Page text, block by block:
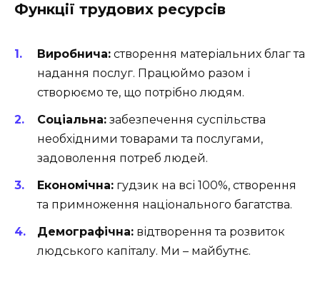
Функції трудових ресурсів
Виробнича: створення матеріальних благ та
надання послуг. Працюймо разом і
створюємо те, що потрібно людям.
Соціальна: забезпечення суспільства
необхідними товарами та послугами,
задоволення потреб людей.
Економічна: гудзик на всі 100%, створення
та примноження національного багатства.
Демографічна: відтворення та розвиток
людського капіталу. Ми – майбутнє.